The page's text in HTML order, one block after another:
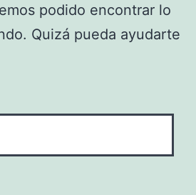
podido encontrar lo
Quizá pueda ayudarte